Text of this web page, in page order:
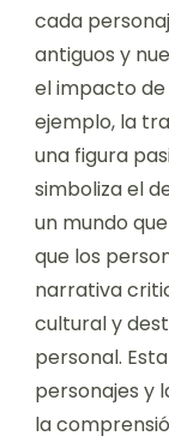
cada
antiguos y
el impacto
ejemplo, la
una figura
simboliza el
un mundo
que los
narrativa
cultural y
personal.
personajes y
la